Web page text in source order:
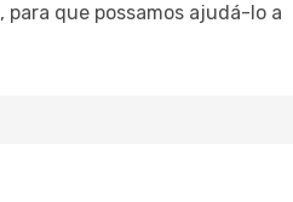
, para que possamos ajudá-lo a